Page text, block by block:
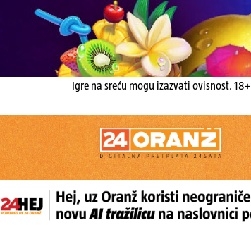
Igre na sreću mogu izazvati ovisnost. 18+